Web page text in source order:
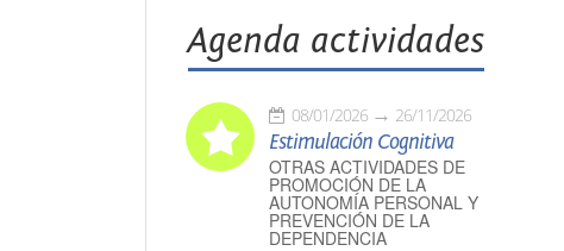
Agenda actividades
08/01/2026 26/11/2026
Estimulación Cognitiva
OTRAS ACTIVIDADES DE
PROMOCIÓN DE LA
AUTONOMÍA PERSONAL Y
PREVENCIÓN DE LA
DEPENDENCIA